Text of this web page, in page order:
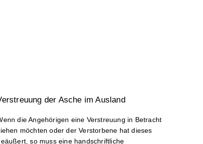
der Asche im Ausland
die Angehörigen eine Verstreuung in Betracht
möchten oder der Verstorbene hat dieses
so muss eine handschriftliche